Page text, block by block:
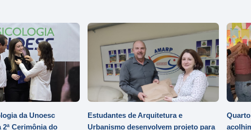
da Unoesc
2ª Cerimônia do
Estudantes de Arquitetura e
Urbanismo desenvolvem projeto para